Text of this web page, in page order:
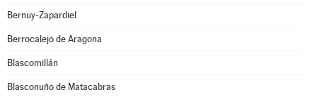
Bernuy-Zapardiel
Berrocalejo de Aragona
Blascomillán
Blasconuño de Matacabras